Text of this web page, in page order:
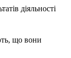
діяльності
що вони